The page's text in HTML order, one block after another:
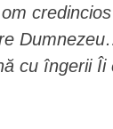
cu îngerii Îi